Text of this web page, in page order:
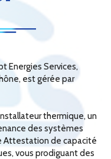
Energies Services,
est gérée par
thermique, un
des systèmes
Attestation de capacité
vous prodiguant des